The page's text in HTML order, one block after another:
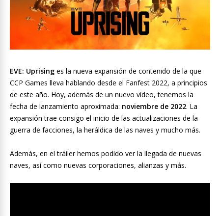
EVE: Uprising es la nueva expansión de contenido de la que
CCP Games lleva hablando desde el Fanfest 2022, a principios
de este año. Hoy, además de un nuevo vídeo, tenemos la
fecha de lanzamiento aproximada: noviembre de 2022. La
expansión trae consigo el inicio de las actualizaciones de la
guerra de facciones, la heráldica de las naves y mucho más.
Además, en el tráiler hemos podido ver la llegada de nuevas
naves, así como nuevas corporaciones, alianzas y más.